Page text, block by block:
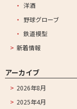
洋酒
野球グローブ
鉄道模型
新着情報
アーカイブ
2026年8月
2025年4月